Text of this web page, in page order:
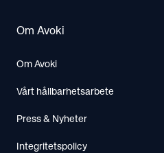
Om Avoki
Om Avoki
Vårt hållbarhetsarbete
Press & Nyheter
Integritetspolicy